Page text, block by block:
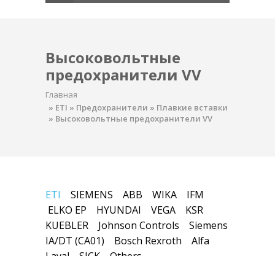
Высоковольтные
предохранители VV
Главная
» ETI » Предохранители » Плавкие вставки
» Высоковольтные предохранители VV
ETI SIEMENS ABB WIKA
IFM
ELKO EP
HYUNDAI VEGA
KSR
KUEBLER
Johnson Controls
Siemens
IA/DT (CA01)
Bosch Rexroth
Alfa